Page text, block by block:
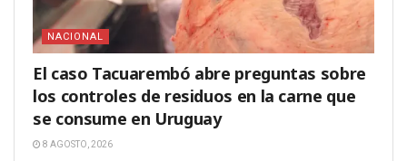
NACIONAL
El caso Tacuarembó abre preguntas sobre
los controles de residuos en la carne que
se consume en Uruguay
8 AGOSTO, 2026